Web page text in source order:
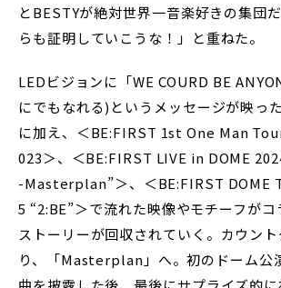
とBESTYが絶対世界一音楽好きの集団
らも証明していこうな！」と重ねた。
LEDビジョンに「WE COURD BE
にでもなれる)というメッセージが映っ
に加え、＜BE:FIRST 1st One Man
023＞、＜BE:FIRST LIVE in DOME
-Masterplan”＞、＜BE:FIRST DOME
5 “2:BE”＞で流れた映像やモチーフがコ
ストーリーが回収されていく。カウン
り、「Masterplan」へ。初のドーム公